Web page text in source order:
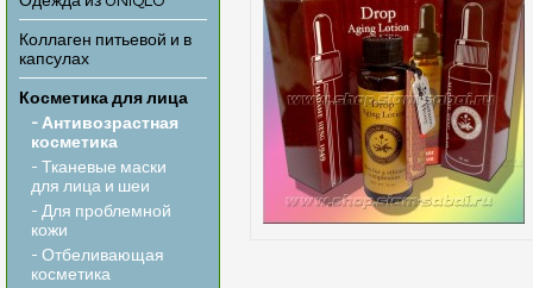
Коллаген питьевой и в
капсулах
Косметика для лица
- Антивозрастная
косметика
- Тканевые маски
для лица и шеи
- Для проблемной
кожи
- Отбеливающая
косметика